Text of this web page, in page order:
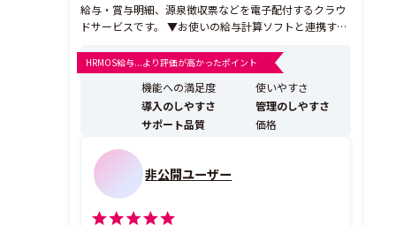
給与・賞与明細、源泉徴収票などを電子配付するクラウ
ドサービスです。 ▼お使いの給与計算ソフトと連携する
導入いただけます。 ▼従業員は、パソコン、スマートフ
ォン、タブレットから自由に明細を閲覧できるようにな
ります。 【ここがおすすめ】 ▼紙の給与明細と同...
HRMOS給与...より評価が高かったポイント
機能への満足度
使いやすさ
導入のしやすさ
管理のしやすさ
サポート品質
価格
非公開ユーザー